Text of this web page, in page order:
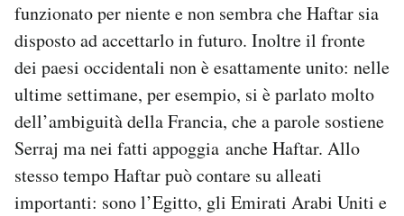
funzionato per niente e non sembra che Haftar sia
disposto ad accettarlo in futuro. Inoltre il fronte
dei paesi occidentali non è esattamente unito: nelle
ultime settimane, per esempio, si è parlato molto
dell’ambiguità della Francia, che a parole sostiene
Serraj ma nei fatti appoggia anche Haftar. Allo
stesso tempo Haftar può contare su alleati
importanti: sono l’Egitto, gli Emirati Arabi Uniti e